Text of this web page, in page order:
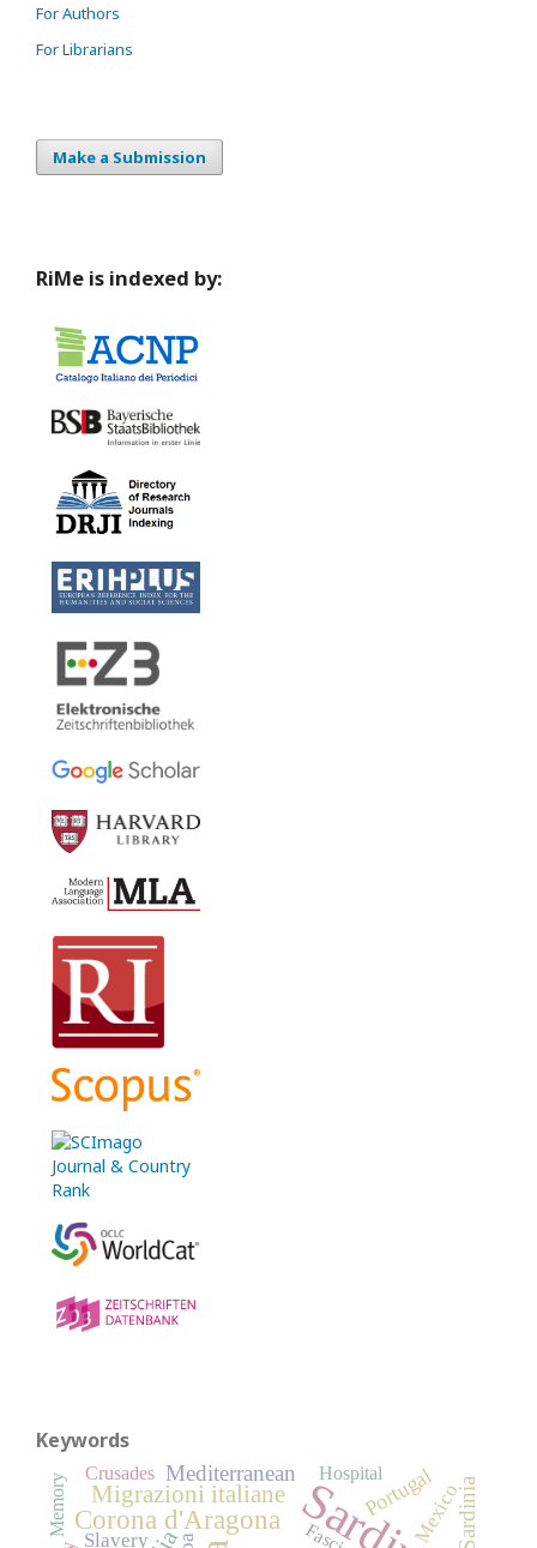
For Authors
For Librarians
Make a Submission
RiMe is indexed by:
Keywords
Corona d'Aragona
Migrazioni italiane
Mediterranean PortugalMexico
Slavery
Hospital
Memory Crusades